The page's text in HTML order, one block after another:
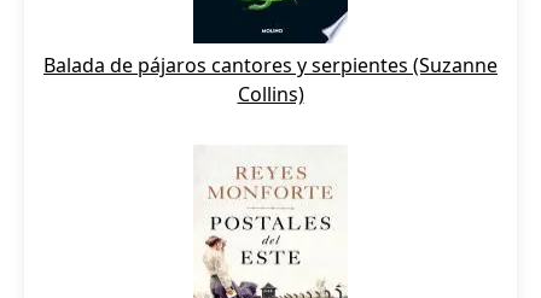
Balada de pájaros cantores y serpientes (Suzanne
Collins)